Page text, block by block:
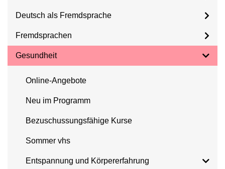
Deutsch als Fremdsprache
Fremdsprachen
Gesundheit
Online-Angebote
Neu im Programm
Bezuschussungsfähige Kurse
Sommer vhs
Entspannung und Körpererfahrung